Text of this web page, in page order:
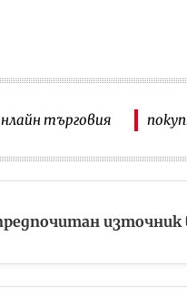
търговия
източник